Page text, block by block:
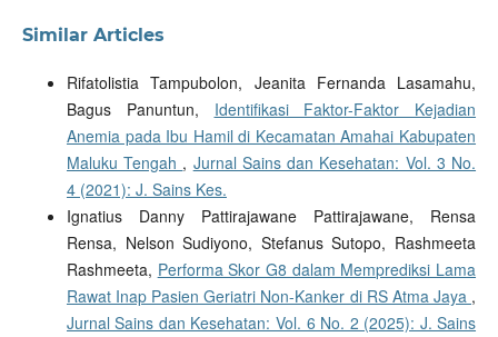
Similar Articles
Rifatolistia Tampubolon, Jeanita Fernanda Lasamahu,
Bagus Panuntun, Identifikasi Faktor-Faktor Kejadian
Anemia pada Ibu Hamil di Kecamatan Amahai Kabupaten
Maluku Tengah , Jurnal Sains dan Kesehatan: Vol. 3 No.
4 (2021): J. Sains Kes.
Ignatius Danny Pattirajawane Pattirajawane, Rensa
Rensa, Nelson Sudiyono, Stefanus Sutopo, Rashmeeta
Rashmeeta, Performa Skor G8 dalam Memprediksi Lama
Rawat Inap Pasien Geriatri Non-Kanker di RS Atma Jaya ,
Jurnal Sains dan Kesehatan: Vol. 6 No. 2 (2025): J. Sains